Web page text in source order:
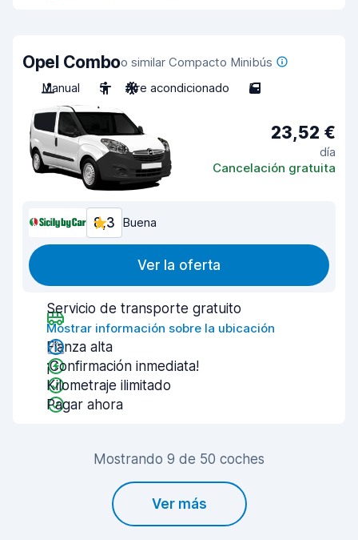
Opel Comboo similar Compacto Minibús
Manual
5 Aire acondicionado 5
23,52 €
día
Cancelación gratuita
8,3 Buena
Ver la oferta
Servicio de transporte gratuito
Mostrar información sobre la ubicación
Fianza alta
¡Confirmación inmediata!
Kilometraje ilimitado
Pagar ahora
Mostrando 9 de 50 coches
Ver más